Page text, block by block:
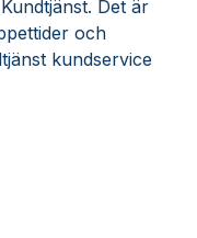
Det är
och
kundservice